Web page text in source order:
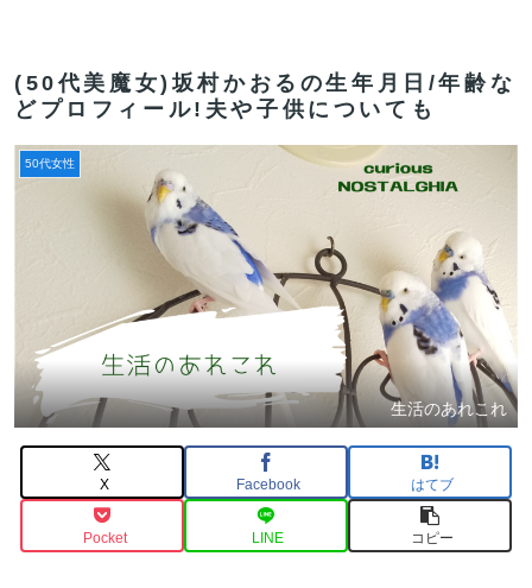
(50代美魔女)坂村かおるの生年月日/年齢な
どプロフィール!夫や子供についても
50代女性
生活のあれこれ
X Facebook はてブ
Pocket LINE コピー